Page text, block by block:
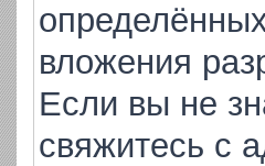
вложения
Если вы не
свяжитесь с